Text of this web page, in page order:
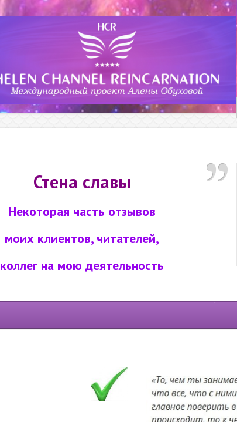
Стена славы
Некоторая часть отзывов
моих клиентов, читателей,
коллег на мою деятельность